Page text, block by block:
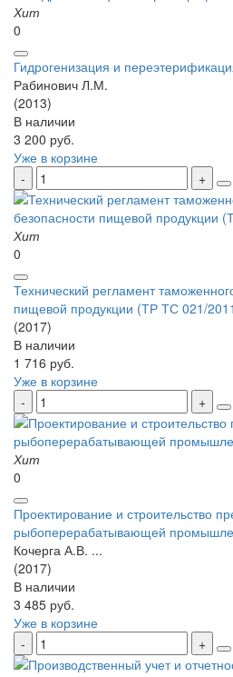
Хит
0
Гидрогенизация и
Рабинович Л.М.
(2013)
В наличии
3 200 руб.
Уже в корзине
Хит
0
Технический регламент
пищевой продукции (ТР ТС 021/
(2017)
В наличии
1 716 руб.
Уже в корзине
Хит
0
Проектирование и строительство
рыбоперерабатывающей
Кочерга А.В. ...
(2017)
В наличии
3 485 руб.
Уже в корзине